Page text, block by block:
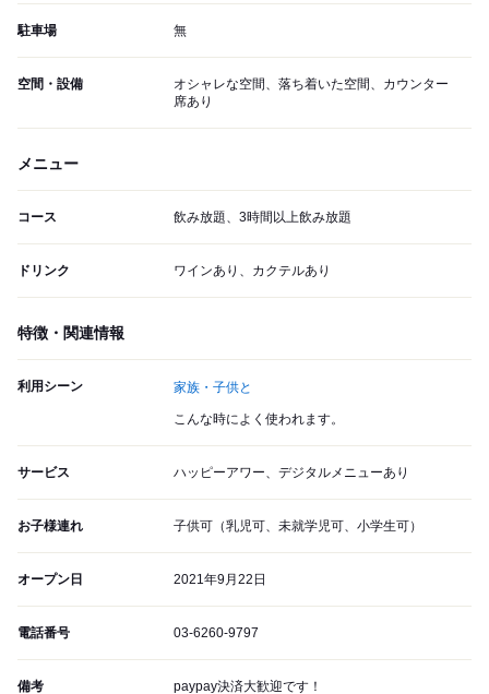
駐車場 無
空間・設備
オシャレな空間、落ち着いた空間、カウンター
席あり
メニュー
コース 飲み放題、3時間以上飲み放題
ドリンク ワインあり、カクテルあり
特徴・関連情報
利用シーン 家族・子供と
こんな時によく使われます。
サービス ハッピーアワー、デジタルメニューあり
お子様連れ 子供可（乳児可、未就学児可、小学生可）
オープン日 2021年9月22日
電話番号 03-6260-9797
備考 paypay決済大歓迎です！